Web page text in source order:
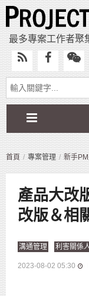
最多專案工作者聚
首頁 專案管理 新手
產品大改
改版＆相
溝通管理 利害關係
2023-08-02 05:30